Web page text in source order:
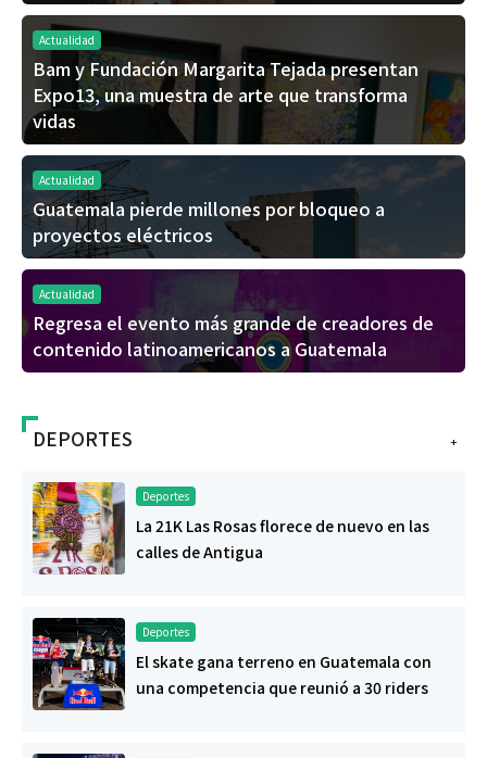
Actualidad
Bam y Fundación Margarita Tejada presentan
Expo13, una muestra de arte que transforma
vidas
Actualidad
Guatemala pierde millones por bloqueo a
proyectos eléctricos
Actualidad
Regresa el evento más grande de creadores de
contenido latinoamericanos a Guatemala
+
DEPORTES
Deportes
La 21K Las Rosas florece de nuevo en las
calles de Antigua
Deportes
El skate gana terreno en Guatemala con
una competencia que reunió a 30 riders